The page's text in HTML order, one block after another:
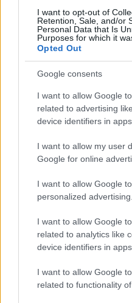
I want to opt-out of
Retention, Sale, and/or
Personal Data that Is
Purposes for which it
Opted Out
Google consents
I want to allow Google
related to advertising
device identifiers in apps.
I want to allow my user
Google for online
I want to allow Google
personalized advertising.
I want to allow Google
related to analytics like
device identifiers in apps.
I want to allow Google
related to functionality
Stipendio medio per
Kong
2
Kong
Stipendio medio per
Stipendio medio
Il portale del lavoro e della
stipendi, guide pratiche per